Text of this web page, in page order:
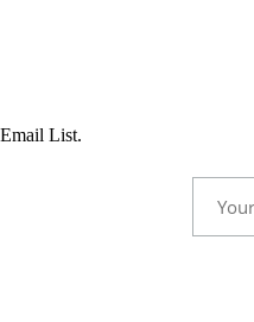
List.